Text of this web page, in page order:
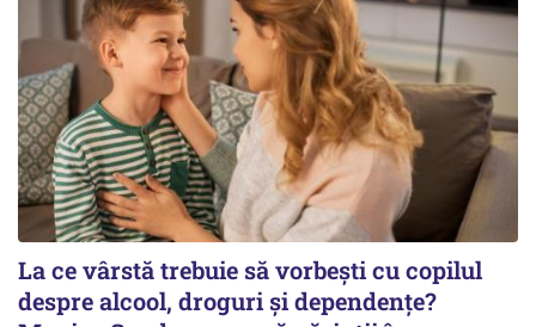
La ce vârstă trebuie să vorbești cu copilul
despre alcool, droguri și dependențe?